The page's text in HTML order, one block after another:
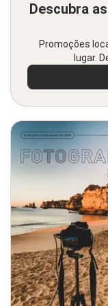
Descubra
Promoções
lugar.